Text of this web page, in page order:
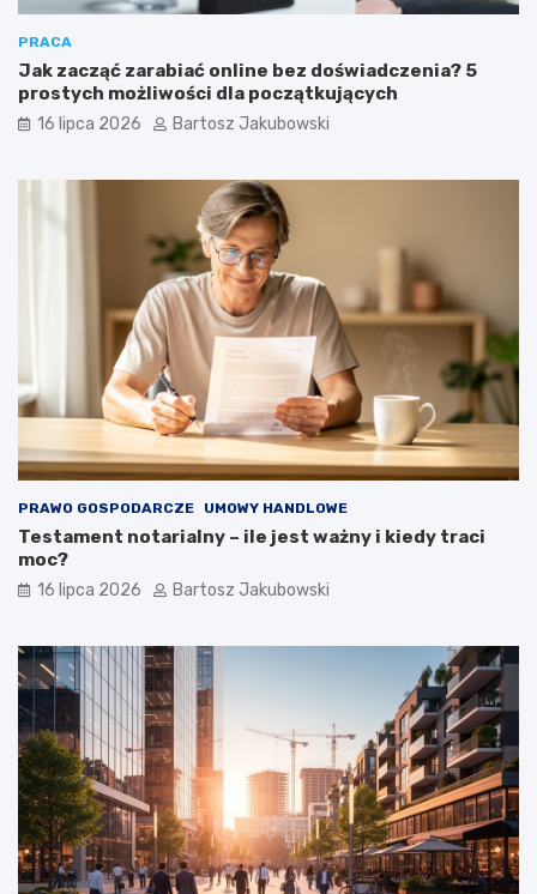
PRACA
Jak zacząć zarabiać online bez doświadczenia? 5
prostych możliwości dla początkujących
16 lipca 2026 Bartosz Jakubowski
PRAWO GOSPODARCZE UMOWY HANDLOWE
Testament notarialny – ile jest ważny i kiedy traci
moc?
16 lipca 2026 Bartosz Jakubowski